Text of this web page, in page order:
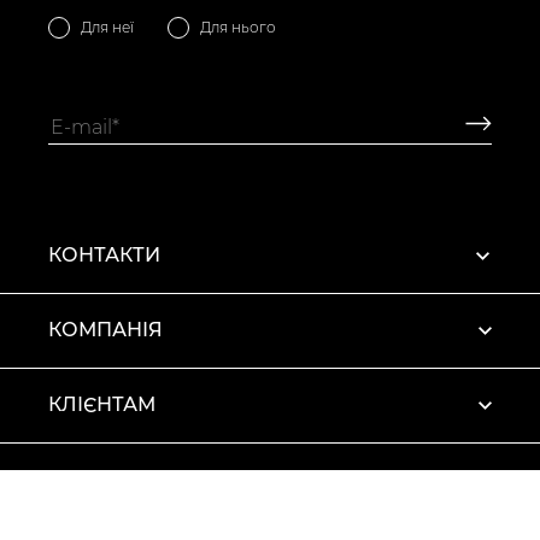
Для неї Для нього
КОНТАКТИ
КОМПАНІЯ
КЛІЄНТАМ